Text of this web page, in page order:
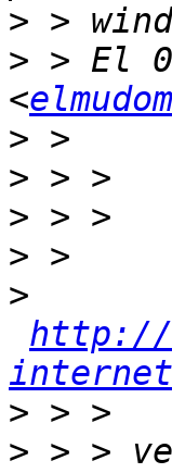
>
> > El
<
>
>
>
>
>
http://
>
> > >